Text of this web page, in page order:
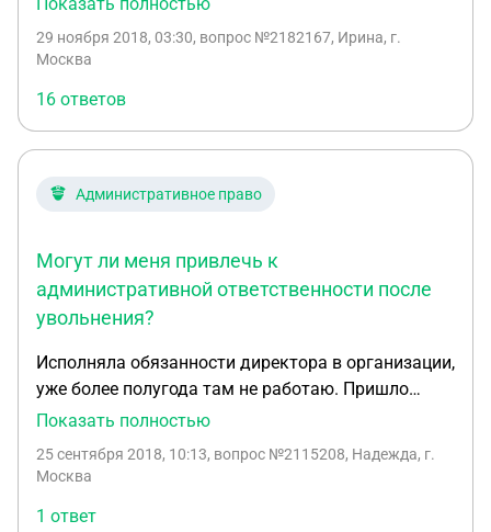
течении 3х дней обязана устроить по трудовому
ученического договора с моей стороны, я должна
буду возместить 50 тысяч рублей за обучения. Я
досрочно ушла, не ЗАКЛЮЧИВ ТРУДОВОЙ
ДОГОВОР, с меня требуют расписку о возврате и
удерживают трудовую книжку, которую почему-
сказала по поводу 50 тысяч обращайтесь в суд, а
книжку отдайте. Не отдают. Что делать?
29 ноября 2018, 03:30, вопрос №2182167, Ирина, г.
Москва
16 ответов
Административное право
Могут ли меня привлечь к
административной ответственности после
увольнения?
Исполняла обязанности директора в организации,
уже более полугода там не работаю. Пришло
письмо из Главконтроля о совершении мною
административного правонарушения (часть 1
ли меня привлечь к ответственности?! И что
Показать полностью
25 сентября 2018, 10:13, вопрос №2115208, Надежда, г.
Москва
1 ответ